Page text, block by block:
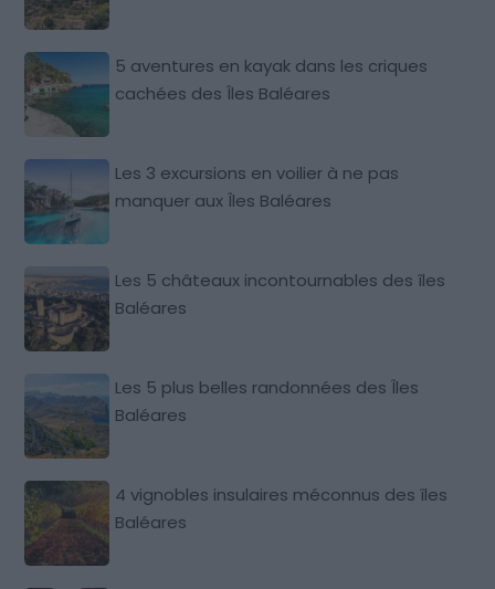
5 aventures en kayak dans les criques
cachées des Îles Baléares
Les 3 excursions en voilier à ne pas
manquer aux Îles Baléares
Les 5 châteaux incontournables des îles
Baléares
Les 5 plus belles randonnées des Îles
Baléares
4 vignobles insulaires méconnus des îles
Baléares